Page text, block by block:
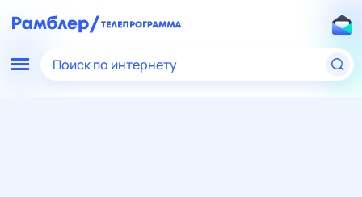
Поиск по интернету